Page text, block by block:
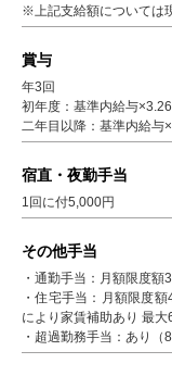
※上記支給額については
賞与
年3回
初年度：基準内給与×3.26
二年目以降：基準内給与
宿直・夜勤手当
1回に付5,000円
その他手当
・通勤手当：月額限度額
・住宅手当：月額限度
により家賃補助あり 最大
・超過勤務手当：あり（8